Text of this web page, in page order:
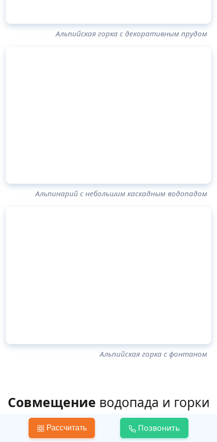
Альпийская горка с декоративным прудом
Альпинарий с небольшим каскадным водопадом
Альпийская горка с фонтаном
Совмещение водопада и горки
Очень эффектно смотрится в саду альпийская
Рассчитать Позвонить